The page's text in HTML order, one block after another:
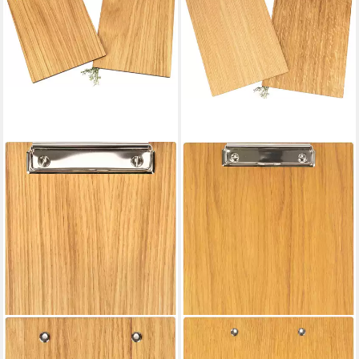
HOLZ FRANK
Schreibmappe Eiche
HOLZ FRANK
Schreibmappe Eiche